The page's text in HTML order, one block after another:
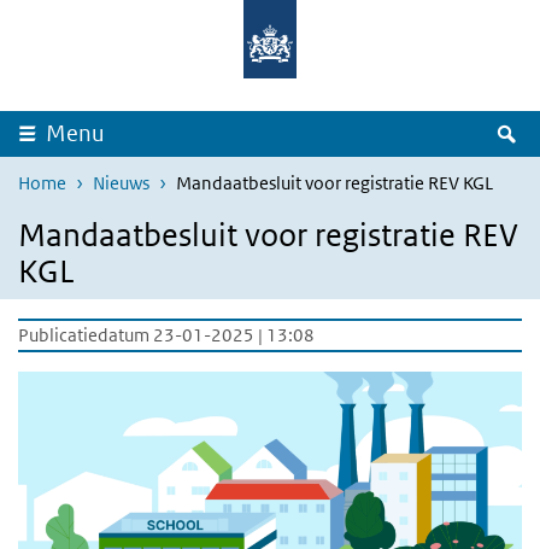
Overslaan en naar de inhoud gaan
Menu
Home Nieuws Mandaatbesluit voor registratie REV KGL
Mandaatbesluit voor registratie REV
KGL
Publicatiedatum 23-01-2025 | 13:08